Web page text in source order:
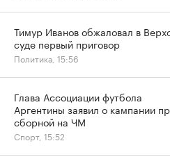
Тимур Иванов обжаловал в
суде первый приговор
Политика, 15:56
Глава Ассоциации футбола
Аргентины заявил о кампании
сборной на ЧМ
Спорт, 15:52